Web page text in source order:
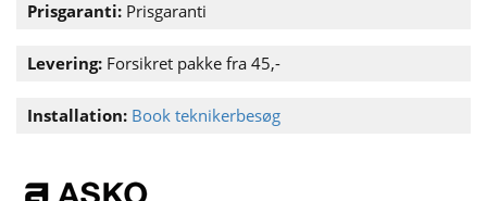
Prisgaranti: Prisgaranti
Levering: Forsikret pakke fra 45,-
Installation: Book teknikerbesøg